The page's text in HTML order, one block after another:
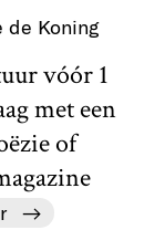
de Koning
vóór 1
met een
of